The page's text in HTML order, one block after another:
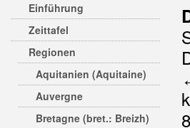
Einführung
Zeittafel
Regionen
Aquitanien (Aquitaine)
Auvergne
Bretagne (bret.: Breizh)